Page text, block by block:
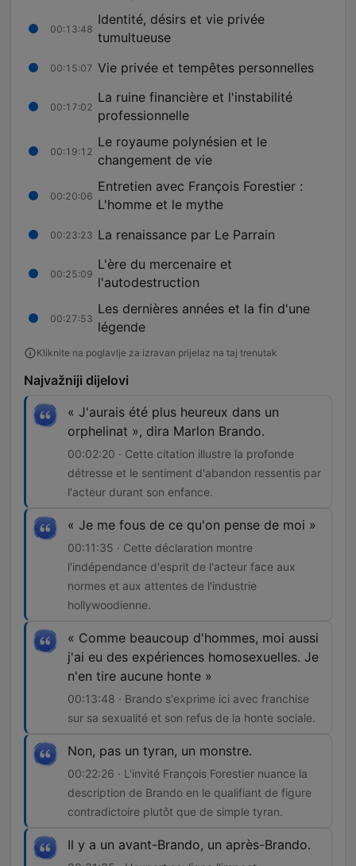
00:13:48
Identité, désirs et vie privée
tumultueuse
00:15:07 Vie privée et tempêtes personnelles
00:17:02
La ruine financière et l'instabilité
professionnelle
00:19:12
Le royaume polynésien et le
changement de vie
00:20:06
Entretien avec François Forestier :
L'homme et le mythe
00:23:23 La renaissance par Le Parrain
00:25:09
L'ère du mercenaire et
l'autodestruction
00:27:53
Les dernières années et la fin d'une
légende
Kliknite na poglavlje za izravan prijelaz na taj trenutak
Najvažniji dijelovi
« J'aurais été plus heureux dans un
orphelinat », dira Marlon Brando.
00:02:20 · Cette citation illustre la profonde
détresse et le sentiment d'abandon ressentis par
l'acteur durant son enfance.
« Je me fous de ce qu'on pense de moi »
00:11:35 · Cette déclaration montre
l'indépendance d'esprit de l'acteur face aux
normes et aux attentes de l'industrie
hollywoodienne.
« Comme beaucoup d'hommes, moi aussi
j'ai eu des expériences homosexuelles. Je
n'en tire aucune honte »
00:13:48 · Brando s'exprime ici avec franchise
sur sa sexualité et son refus de la honte sociale.
Non, pas un tyran, un monstre.
00:22:26 · L'invité François Forestier nuance la
description de Brando en le qualifiant de figure
contradictoire plutôt que de simple tyran.
Il y a un avant-Brando, un après-Brando.